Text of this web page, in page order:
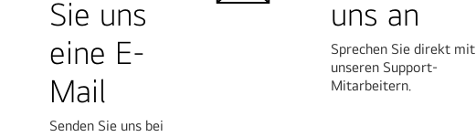
Sie uns
eine E-
Mail
Senden Sie uns bei
uns an
Sprechen Sie direkt mit
unseren Support-
Mitarbeitern.